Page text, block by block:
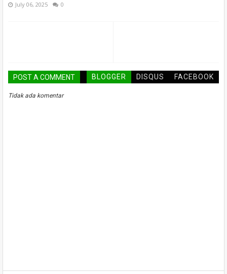
July 06, 2025 0
POST A COMMENT BLOGGER DISQUS FACEBOOK
Tidak ada komentar